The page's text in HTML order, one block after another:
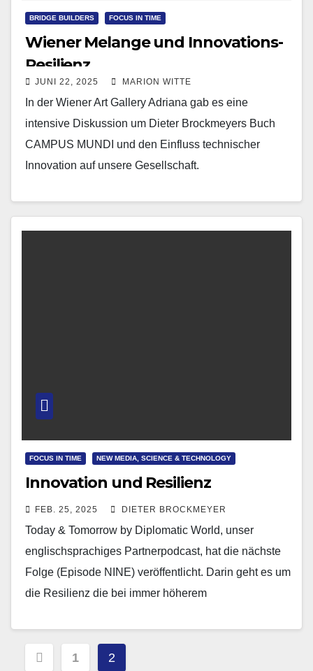
BRIDGE BUILDERS FOCUS IN TIME
Wiener Melange und Innovations-
Resilienz
JUNI 22, 2025 MARION WITTE
In der Wiener Art Gallery Adriana gab es eine
intensive Diskussion um Dieter Brockmeyers Buch
CAMPUS MUNDI und den Einfluss technischer
Innovation auf unsere Gesellschaft.
FOCUS IN TIME NEW MEDIA, SCIENCE & TECHNOLOGY
Innovation und Resilienz
FEB. 25, 2025 DIETER BROCKMEYER
Today & Tomorrow by Diplomatic World, unser
englischsprachiges Partnerpodcast, hat die nächste
Folge (Episode NINE) veröffentlicht. Darin geht es um
die Resilienz die bei immer höherem
Seitennummerierung
1 2